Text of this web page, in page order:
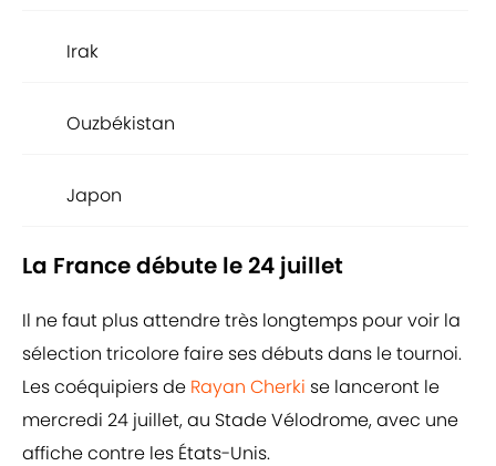
Irak
Ouzbékistan
Japon
La France débute le 24 juillet
Il ne faut plus attendre très longtemps pour voir la
sélection tricolore faire ses débuts dans le tournoi.
Les coéquipiers de Rayan Cherki se lanceront le
mercredi 24 juillet, au Stade Vélodrome, avec une
affiche contre les États-Unis.